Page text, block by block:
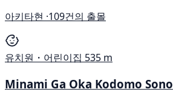
아키타현 ·109건의 출몰
유치원・어린이집 535 m
Minami Ga Oka Kodomo Sono